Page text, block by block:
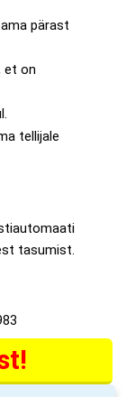
pärast
et on
tellijale
tasumist.